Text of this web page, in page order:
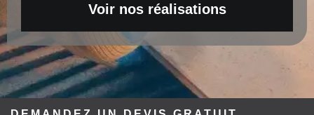
Voir nos réalisations